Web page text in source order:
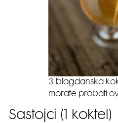
3 blagdanska
morate probati
Sastojci (1 koktel)